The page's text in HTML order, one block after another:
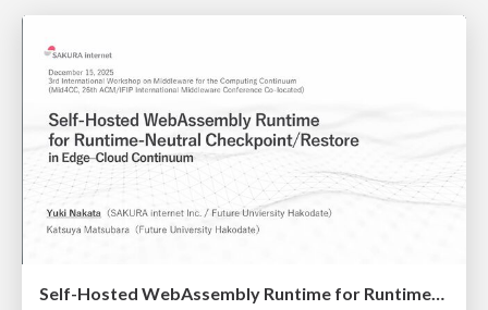
Self-Hosted WebAssembly Runtime for Runtime-Neutral Checkpoint/Restore in Edge–Cloud Continuum